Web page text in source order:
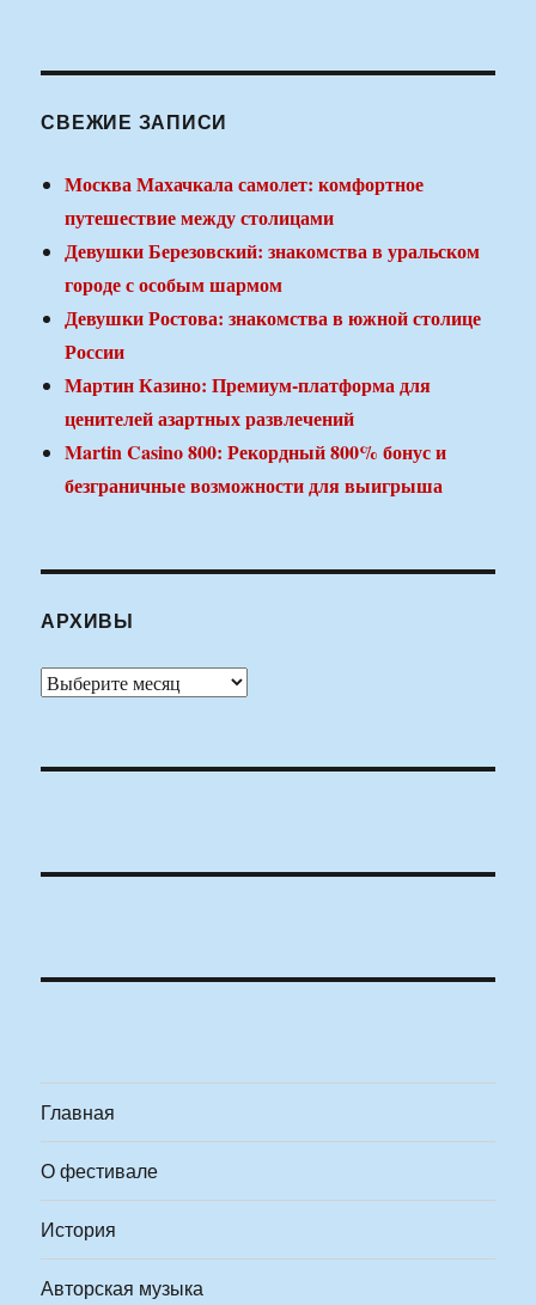
СВЕЖИЕ ЗАПИСИ
Москва Махачкала самолет: комфортное
путешествие между столицами
Девушки Березовский: знакомства в уральском
городе с особым шармом
Девушки Ростова: знакомства в южной столице
России
Мартин Казино: Премиум-платформа для
ценителей азартных развлечений
Martin Casino 800: Рекордный 800% бонус и
безграничные возможности для выигрыша
АРХИВЫ
Архивы
Главная
О фестивале
История
Авторская музыка